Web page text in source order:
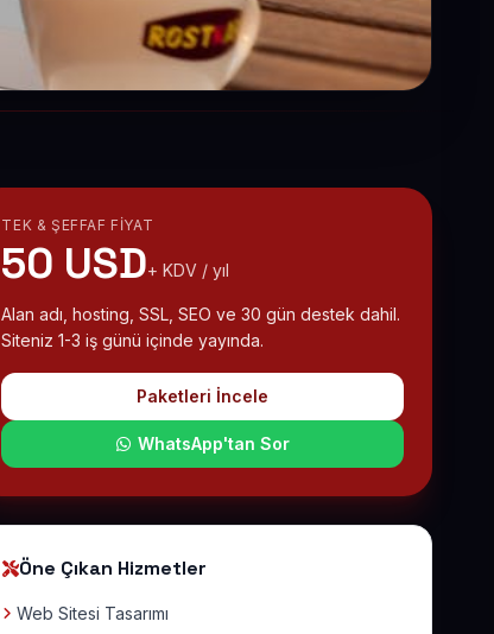
TEK & ŞEFFAF FIYAT
50 USD+ KDV / yıl
Alan adı, hosting, SSL, SEO ve 30 gün destek dahil.
Siteniz 1-3 iş günü içinde yayında.
Paketleri İncele
WhatsApp'tan Sor
Öne Çıkan Hizmetler
Web Sitesi Tasarımı